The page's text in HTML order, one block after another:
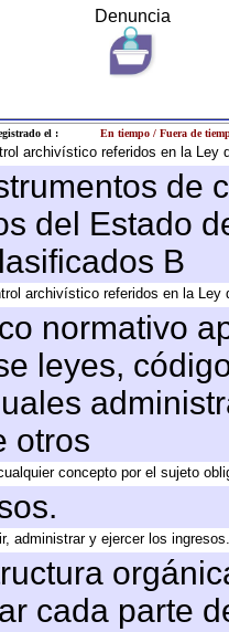
Denuncia
el : En tiempo / Fuera de
archivístico referidos en la
de
del Estado
B
archivístico referidos en la
normativo
leyes,
otros
concepto por el sujeto
administrar y ejercer los ingresos.
cada parte